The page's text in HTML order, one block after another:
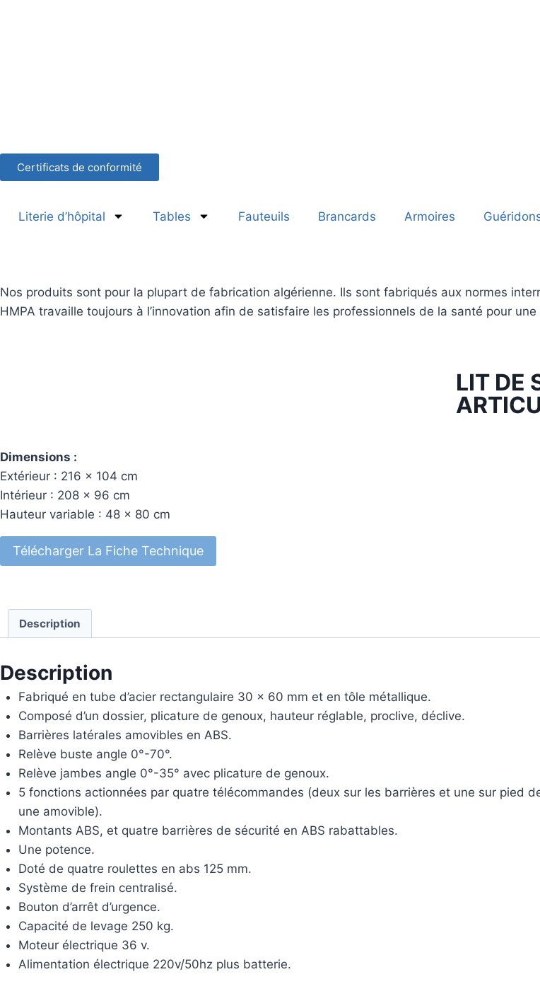
Certificats de conformité
Literie d’hôpital Tables Fauteuils Brancards Armoires
Nos produits sont pour la plupart de fabrication algérienne. Ils sont fabriqués aux normes
HMPA travaille toujours à l’innovation afin de satisfaire les professionnels de la santé pour
LIT DE
Dimensions :
Extérieur : 216 x 104 cm
Intérieur : 208 x 96 cm
Hauteur variable : 48 x 80 cm
Télécharger La Fiche Technique
Description
Description
Fabriqué en tube d’acier rectangulaire 30 x 60 mm et en tôle métallique.
Composé d’un dossier, plicature de genoux, hauteur réglable, proclive, déclive.
Barrières latérales amovibles en ABS.
Relève buste angle 0°-70°.
Relève jambes angle 0°-35° avec plicature de genoux.
5 fonctions actionnées par quatre télécommandes (deux sur les barrières et une sur pied
une amovible).
Montants ABS, et quatre barrières de sécurité en ABS rabattables.
Une potence.
Doté de quatre roulettes en abs 125 mm.
Système de frein centralisé.
Bouton d’arrêt d’urgence.
Capacité de levage 250 kg.
Moteur électrique 36 v.
Alimentation électrique 220v/50hz plus batterie.